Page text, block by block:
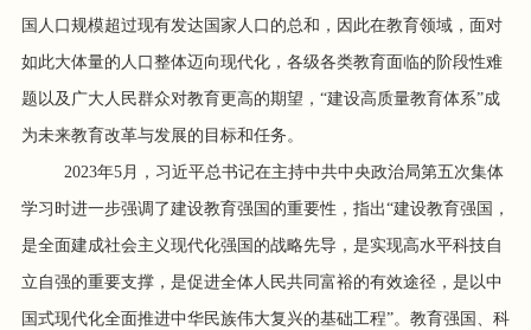
国人口规模超过现有发达国家人口的总和，因此在教育领域，面对
如此大体量的人口整体迈向现代化，各级各类教育面临的阶段性难
题以及广大人民群众对教育更高的期望，“建设高质量教育体系”成
为未来教育改革与发展的目标和任务。
2023年5月，习近平总书记在主持中共中央政治局第五次集体
学习时进一步强调了建设教育强国的重要性，指出“建设教育强国，
是全面建成社会主义现代化强国的战略先导，是实现高水平科技自
立自强的重要支撑，是促进全体人民共同富裕的有效途径，是以中
国式现代化全面推进中华民族伟大复兴的基础工程”。教育强国、科